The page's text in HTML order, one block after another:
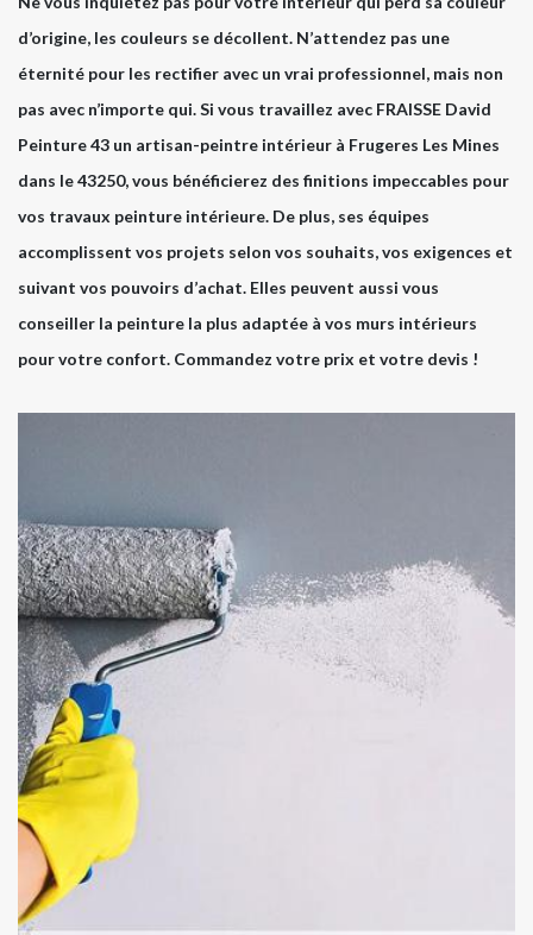
d’origine, les couleurs se décollent. N’attendez pas une
éternité pour les rectifier avec un vrai professionnel, mais non
pas avec n’importe qui. Si vous travaillez avec FRAISSE David
Peinture 43 un artisan-peintre intérieur à Frugeres Les Mines
dans le 43250, vous bénéficierez des finitions impeccables pour
vos travaux peinture intérieure. De plus, ses équipes
accomplissent vos projets selon vos souhaits, vos exigences et
suivant vos pouvoirs d’achat. Elles peuvent aussi vous
conseiller la peinture la plus adaptée à vos murs intérieurs
pour votre confort. Commandez votre prix et votre devis !